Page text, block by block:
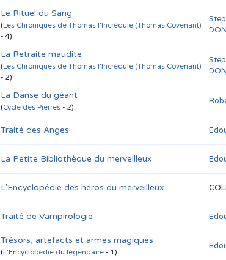
Le Rituel du Sang
(Les Chroniques de Thomas l'Incrédule (Thomas Covenant)
- 4)
La Retraite maudite
(Les Chroniques de Thomas l'Incrédule (Thomas Covenant)
- 2)
La Danse du géant
(Cycle des Pierres - 2)
Traité des Anges
La Petite Bibliothèque du merveilleux
L'Encyclopédie des héros du merveilleux
Traité de Vampirologie
Trésors, artefacts et armes magiques
(L'Encyclopédie du légendaire - 1)